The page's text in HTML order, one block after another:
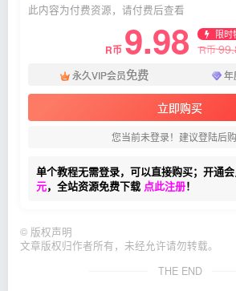
此内容为付费资源，请付费后查看
R币 9.98 限时
R币
永久VIP会员免费 年
立即购买
您当前未登录！建议登陆后
单个教程无需登录，可以直接购买；开通
元，全站资源免费下载 点此注册！
© 版权声明
文章版权归作者所有，未经允许请勿转载。
THE END